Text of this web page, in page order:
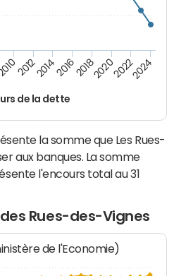
de la dette
2012201420162018202020222024
la somme que Les Rues-
aux banques. La somme
l'encours total au 31
Rues-des-Vignes
de l'Economie)